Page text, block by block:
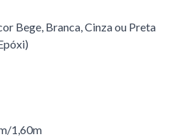
Bege, Branca, Cinza ou Preta
1,60m